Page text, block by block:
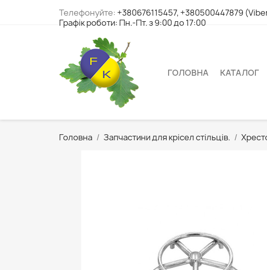
Телефонуйте: +380676115457, +380500447879
Графік роботи: Пн.-Пт. з 9:00 до 17:00
ГОЛОВНА КАТАЛОГ
Головна Запчастини для крісел стільців.